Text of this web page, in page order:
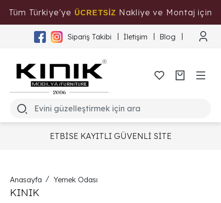
Tüm Türkiye'ye ÜCRETSİZ Nakliye ve Montaj için
Tıklayınız
Sipariş Takibi İletişim Blog
ETBİSE KAYITLI GÜVENLİ SİTE
Anasayfa Yemek Odası
KINIK